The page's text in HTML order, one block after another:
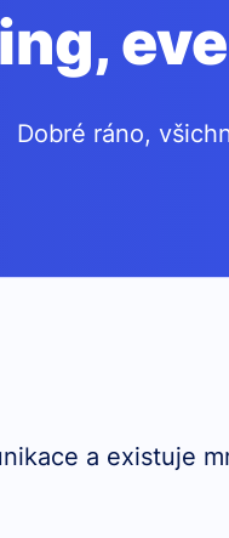
Dobré ráno,
a existuje